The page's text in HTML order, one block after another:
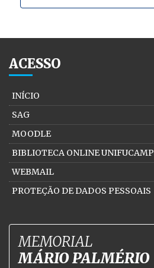
ACESSO
INÍCIO
SAG
MOODLE
BIBLIOTECA ONLINE UNIFUCAMP
WEBMAIL
PROTEÇÃO DE DADOS PESSOAIS
MEMORIAL
MÁRIO PALMÉRIO